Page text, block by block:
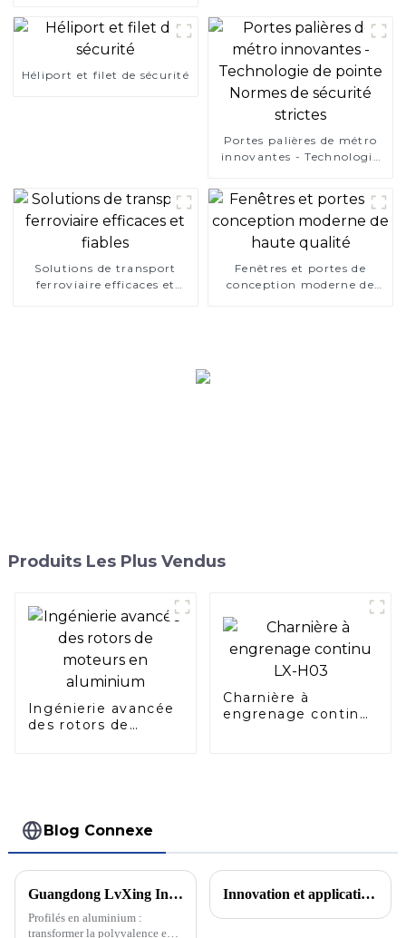
Héliport et filet de sécurité
Portes palières de métro
innovantes - Technologie
Solutions de transport
ferroviaire efficaces et
Fenêtres et portes de
conception moderne de
Produits Les Plus Vendus
Ingénierie avancée
des rotors de
Charnière à
engrenage continu
Blog Connexe
Guangdong LvXing Intelligent Equipment Co., Ltd commence une nouvelle année avec des commandes CNC
Profilés en aluminium :
transformer la polyvalence en
Innovation et application des matériaux en alliage d'aluminium dans le domaine des véhicules à énergie nouvelle